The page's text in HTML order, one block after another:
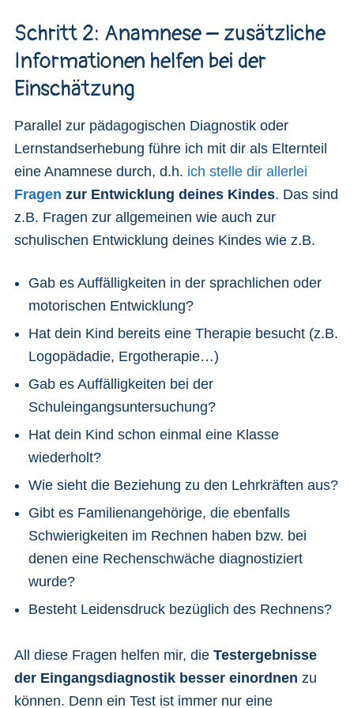
Schritt 2: Anamnese – zusätzliche
Informationen helfen bei der
Einschätzung
Parallel zur pädagogischen Diagnostik oder
Lernstandserhebung führe ich mit dir als Elternteil
eine Anamnese durch, d.h. ich stelle dir allerlei
Fragen zur Entwicklung deines Kindes. Das sind
z.B. Fragen zur allgemeinen wie auch zur
schulischen Entwicklung deines Kindes wie z.B.
Gab es Auffälligkeiten in der sprachlichen oder
motorischen Entwicklung?
Hat dein Kind bereits eine Therapie besucht (z.B.
Logopädadie, Ergotherapie…)
Gab es Auffälligkeiten bei der
Schuleingangsuntersuchung?
Hat dein Kind schon einmal eine Klasse
wiederholt?
Wie sieht die Beziehung zu den Lehrkräften aus?
Gibt es Familienangehörige, die ebenfalls
Schwierigkeiten im Rechnen haben bzw. bei
denen eine Rechenschwäche diagnostiziert
wurde?
Besteht Leidensdruck bezüglich des Rechnens?
All diese Fragen helfen mir, die Testergebnisse
der Eingangsdiagnostik besser einordnen zu
können. Denn ein Test ist immer nur eine